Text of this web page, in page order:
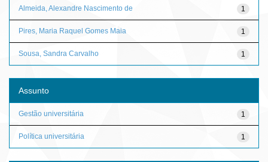
1
Almeida, Alexandre Nascimento de
1
Pires, Maria Raquel Gomes Maia
1
Sousa, Sandra Carvalho
Assunto
1
Gestão universitária
1
Política universitária